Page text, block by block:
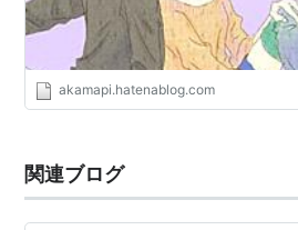
akamapi.hatenablog.com
関連ブログ